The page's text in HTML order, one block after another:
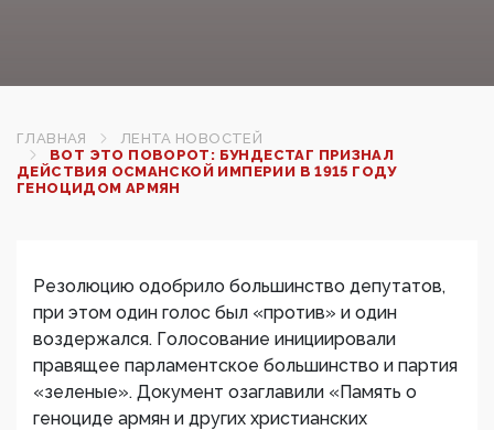
ГЛАВНАЯ
ЛЕНТА НОВОСТЕЙ
ВОТ ЭТО ПОВОРОТ: БУНДЕСТАГ ПРИЗНАЛ
ДЕЙСТВИЯ ОСМАНСКОЙ ИМПЕРИИ В 1915 ГОДУ
ГЕНОЦИДОМ АРМЯН
Резолюцию одобрило большинство депутатов,
при этом один голос был «против» и один
воздержался. Голосование инициировали
правящее парламентское большинство и партия
«зеленые». Документ озаглавили «Память о
геноциде армян и других христианских